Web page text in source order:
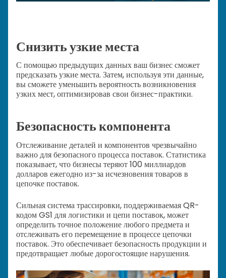
Снизить узкие места
С помощью предыдущих данных ваш бизнес сможет
предсказать узкие места. Затем, используя эти данные,
вы сможете уменьшить вероятность возникновения
узких мест, оптимизировав свои бизнес-практики.
Безопасность компонента
Отслеживание деталей и компонентов чрезвычайно
важно для безопасного процесса поставок. Статистика
показывает, что бизнесы теряют 100 миллиардов
долларов ежегодно из-за исчезновения товаров в
цепочке поставок.
Сильная система трассировки, поддерживаемая QR-
кодом GS1 для логистики и цепи поставок, может
определить точное положение любого предмета и
отслеживать его перемещение в процессе цепочки
поставок. Это обеспечивает безопасность продукции и
предотвращает любые дорогостоящие нарушения.